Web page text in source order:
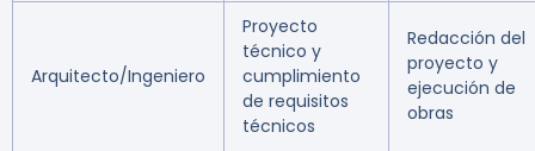
Arquitecto/Ingeniero
Proyecto
técnico y
cumplimiento
de requisitos
técnicos
Redacción del
proyecto y
ejecución de
obras